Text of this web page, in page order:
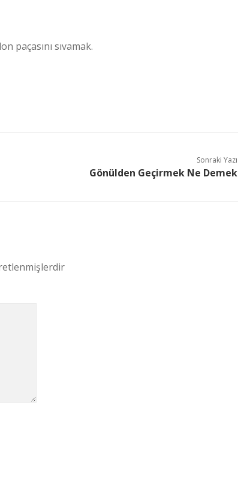
paçasını sıvamak.
Sonraki Yazı
Gönülden Geçirmek Ne Demek